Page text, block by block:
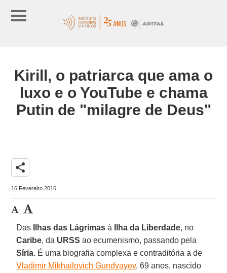
Kirill, o patriarca que ama o
luxo e o YouTube e chama
Putin de "milagre de Deus"
share
16 Fevereiro 2016
Das Ilhas das Lágrimas à Ilha da Liberdade, no
Caribe, da URSS ao ecumenismo, passando pela
Síria. É uma biografia complexa e contraditória a de
Vladimir Mikhailovich Gundyayev, 69 anos, nascido